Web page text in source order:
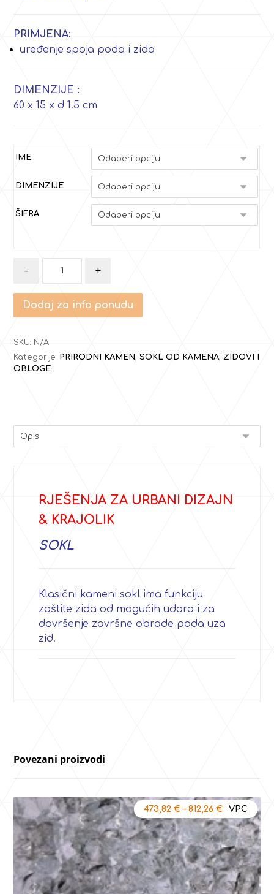
PRIMJENA:
uređenje spoja poda i zida
DIMENZIJE :
60 x 15 x d 1.5 cm
IME
DIMENZIJE
ŠIFRA
- +
Dodaj za info ponudu
SKU: N/A
Kategorije: PRIRODNI KAMEN,SOKL OD KAMENA,ZIDOVI I
OBLOGE
RJEŠENJA ZA URBANI DIZAJN
& KRAJOLIK
SOKL
Klasični kameni sokl ima funkciju
zaštite zida od mogućih udara i za
dovršenje završne obrade poda uza
zid.
Povezani proizvodi
473,82 €– 812,26 €